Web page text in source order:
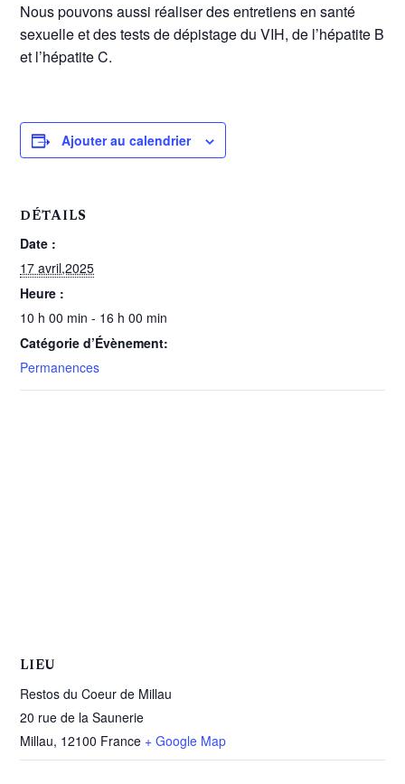
Nous pouvons aussi réaliser des entretiens en santé
sexuelle et des tests de dépistage du VIH, de l’hépatite B
et l’hépatite C.
Ajouter au calendrier
DÉTAILS
Date :
17 avril,2025
Heure :
10 h 00 min - 16 h 00 min
Catégorie d’Évènement:
Permanences
LIEU
Restos du Coeur de Millau
20 rue de la Saunerie
Millau, 12100 France + Google Map